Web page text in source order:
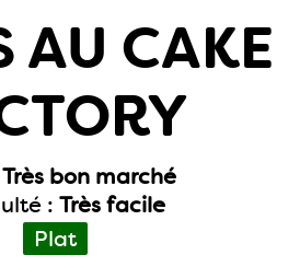
AU CAKE
Très bon marché
: Très facile
Plat